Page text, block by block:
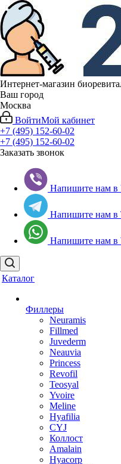
Интернет-магазин
Ваш город
Москва
ВойтиМой кабинет
+7 (495) 152-60-02
+7 (495) 152-60-02
Заказать звонок
Напишите нам в
Напишите нам в
Напишите нам в
Каталог
Филлеры
Neuramis
Fillmed
Juvederm
Neauvia
Princess
Revofil
Teosyal
Yvoire
Meline
Hyafilia
CYJ
Коллост
Amalain
Hyacorp